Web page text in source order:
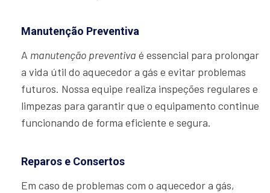
Manutenção Preventiva
A manutenção preventiva é essencial para prolongar
a vida útil do aquecedor a gás e evitar problemas
futuros. Nossa equipe realiza inspeções regulares e
limpezas para garantir que o equipamento continue
funcionando de forma eficiente e segura.
Reparos e Consertos
Em caso de problemas com o aquecedor a gás,